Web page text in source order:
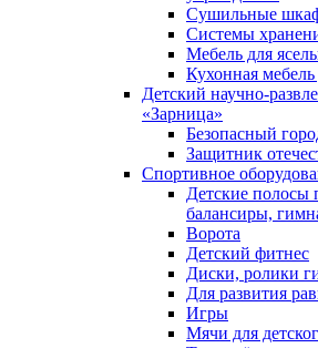
Сушильные
Системы
Мебель для
Кухонная мебель
Детский научно-
«Зарница»
Безопасный
Защитник
Спортивное
Детские полосы
балансиры,
Ворота
Детский фитнес
Диски, ролики
Для развития
Игры
Мячи для